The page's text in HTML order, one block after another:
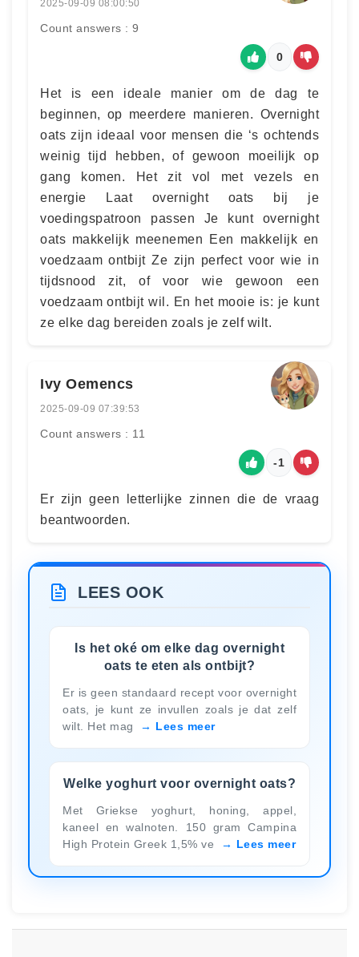
2025-09-09 08:00:50
Count answers : 9
0
Het is een ideale manier om de dag te
beginnen, op meerdere manieren. Overnight
oats zijn ideaal voor mensen die ‘s ochtends
weinig tijd hebben, of gewoon moeilijk op
gang komen. Het zit vol met vezels en
energie Laat overnight oats bij je
voedingspatroon passen Je kunt overnight
oats makkelijk meenemen Een makkelijk en
voedzaam ontbijt Ze zijn perfect voor wie in
tijdsnood zit, of voor wie gewoon een
voedzaam ontbijt wil. En het mooie is: je kunt
ze elke dag bereiden zoals je zelf wilt.
Ivy Oemencs
2025-09-09 07:39:53
Count answers : 11
-1
Er zijn geen letterlijke zinnen die de vraag
beantwoorden.
LEES OOK
Is het oké om elke dag overnight
oats te eten als ontbijt?
Er is geen standaard recept voor overnight
oats, je kunt ze invullen zoals je dat zelf
wilt. Het mag
Lees meer
Welke yoghurt voor overnight oats?
Met Griekse yoghurt, honing, appel,
kaneel en walnoten. 150 gram Campina
High Protein Greek 1,5% ve
Lees meer